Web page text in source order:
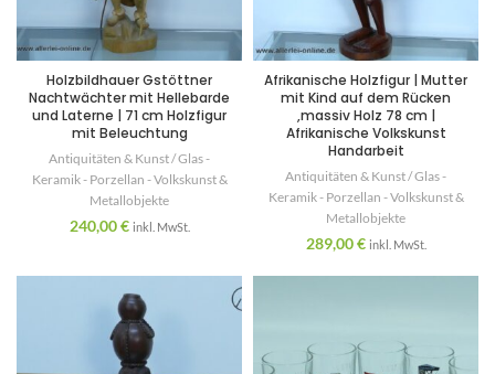
Holzbildhauer Gstöttner
Nachtwächter mit Hellebarde
und Laterne | 71 cm Holzfigur
mit Beleuchtung
Antiquitäten & Kunst / Glas -
Keramik - Porzellan - Volkskunst &
Metallobjekte
240,00€ inkl. MwSt.
Afrikanische Holzfigur | Mutter
mit Kind auf dem Rücken
,massiv Holz 78 cm |
Afrikanische Volkskunst
Handarbeit
Antiquitäten & Kunst / Glas -
Keramik - Porzellan - Volkskunst &
Metallobjekte
289,00€ inkl. MwSt.